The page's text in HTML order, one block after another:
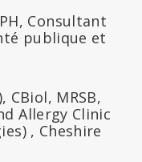
Consultant
publique et
CBiol, MRSB,
Allergy Clinic
, Cheshire